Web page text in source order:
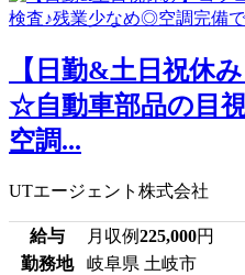
【日勤&土日祝休
☆自動車部品の目
空調...
UTエージェント株式会社
給与 月収例225,000円
勤務地
岐阜県 土岐市